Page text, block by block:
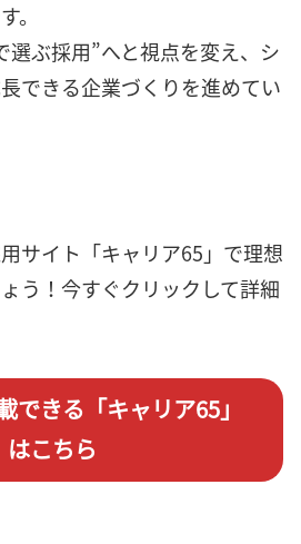
。
選ぶ採用”へと視点を変え、シ
できる企業づくりを進めてい
サイト「キャリア65」で理想
う！今すぐクリックして詳細
できる「キャリア65」
はこちら